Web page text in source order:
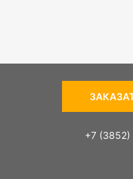
+7 (3852)